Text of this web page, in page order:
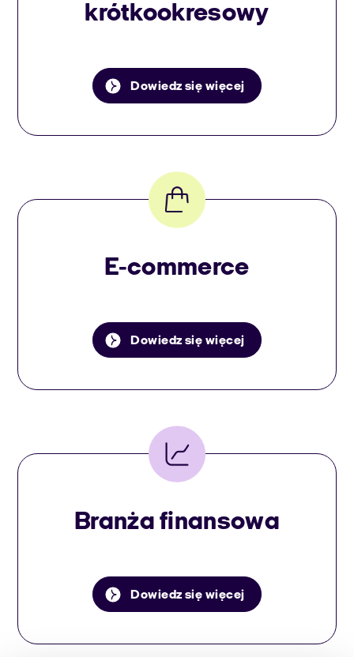
krótkookresowy
Dowiedz się więcej
E-commerce
Dowiedz się więcej
Branża finansowa
Dowiedz się więcej